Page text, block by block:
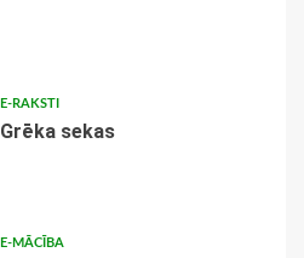
E-RAKSTI
Grēka sekas
E-MĀCĪBA